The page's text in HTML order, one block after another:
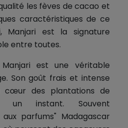
les fèves de cacao et
caractéristiques de ce
Manjari est la signature
entre toutes.
est une véritable
Son goût frais et intense
cœur des plantations de
un instant. Souvent
parfums" Madagascar